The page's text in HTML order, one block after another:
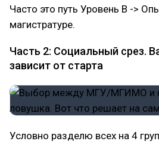
Часто это путь Уровень В ->
магистратуре.
Часть 2: Социальный срез.
зависит от старта
Условно разделю всех на 4